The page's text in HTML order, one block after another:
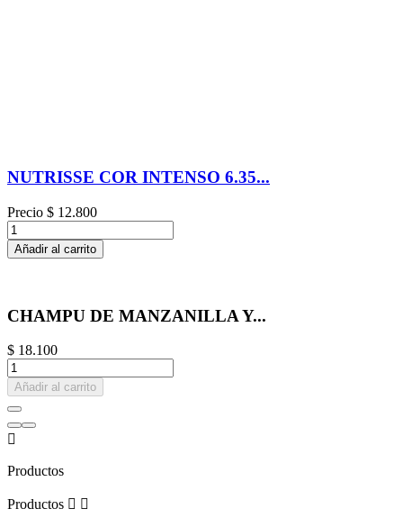
NUTRISSE COR INTENSO 6.35...
Precio $ 12.800
Añadir al carrito
CHAMPU DE MANZANILLA Y...
$ 18.100
Añadir al carrito

Productos
Productos  